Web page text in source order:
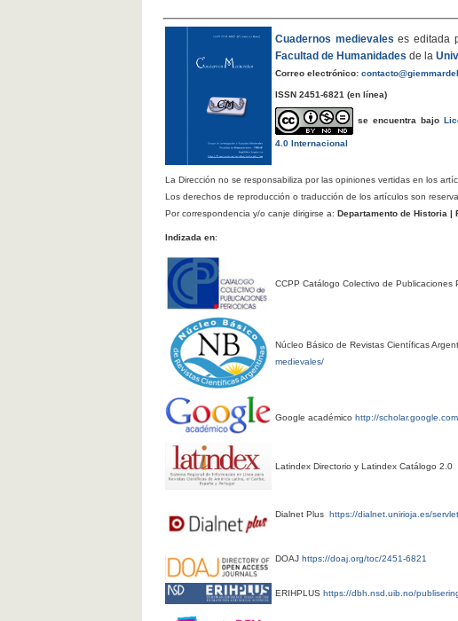
Cuadernos medievales es editada
Facultad de Humanidades de la
Correo electrónico:
ISSN 2451-6821 (en línea)
se encuentra bajo
4.0 Internacional
La Dirección no se responsabiliza por las opiniones vertidas en los
Los derechos de reproducción o traducción de los artículos son
Por correspondencia y/o canje dirigirse a: Departamento de Historia |
Indizada en:
CCPP Catálogo Colectivo de Publicaciones
Núcleo Básico de Revistas Científicas
medievales/
Google académico http://
Latindex Directorio y Latindex Catálogo 2.0
Dialnet Plus https://dialnet.unirioja.es/
DOAJ https://doaj.org/toc/2451-6821
ERIHPLUS https://dbh.nsd.uib.no/